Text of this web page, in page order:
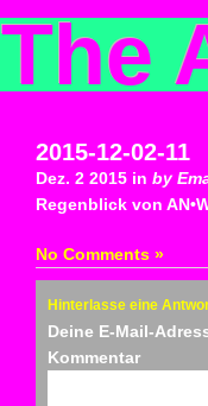
The
2015-12-02-11
Dez. 2 2015 in by
Regenblick von
No Comments »
Hinterlasse eine
Deine E-Mail-